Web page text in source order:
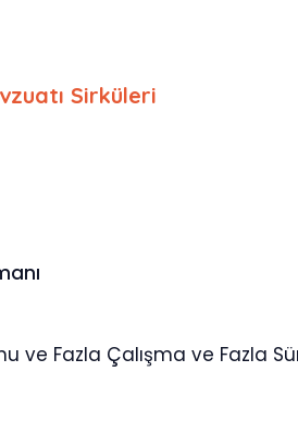
Sirküleri
ve Fazla Çalışma ve Fazla